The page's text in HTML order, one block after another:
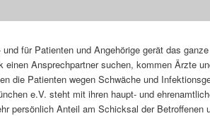
für Patienten und Angehörige gerät das
einen Ansprechpartner suchen, kommen Ärzte
die Patienten wegen Schwäche und
e.V. steht mit ihren haupt- und
persönlich Anteil am Schicksal der Betroffenen